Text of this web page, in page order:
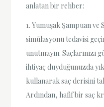
anlatan bir rehber:
1. Yumuşak Şampuan ve
simülasyonu tedavisi
unutmayın. Saçlarınızı
ihtiyaç duyduğunuzda
kullanarak saç derisini
Ardından, hafif bir saç